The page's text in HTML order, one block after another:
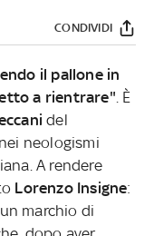
CONDIVIDI
il pallone in
a rientrare" . È
del
neologismi
A rendere
Lorenzo Insigne:
marchio di